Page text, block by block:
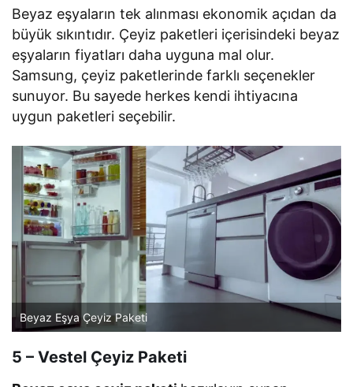
Beyaz eşyaların tek alınması ekonomik açıdan da
büyük sıkıntıdır. Çeyiz paketleri içerisindeki beyaz
eşyaların fiyatları daha uyguna mal olur.
Samsung, çeyiz paketlerinde farklı seçenekler
sunuyor. Bu sayede herkes kendi ihtiyacına
uygun paketleri seçebilir.
Beyaz Eşya Çeyiz Paketi
5 – Vestel Çeyiz Paketi